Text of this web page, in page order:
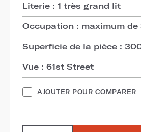
Literie : 1 très grand lit
Occupation : maximum de
Superficie de la pièce : 300
Vue : 61st Street
AJOUTER POUR COMPARER